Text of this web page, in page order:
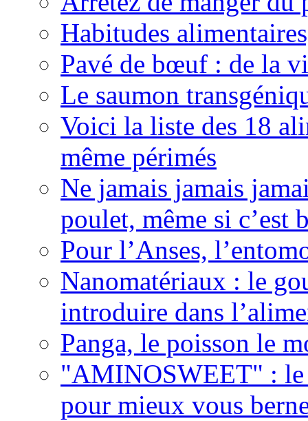
Habitudes
Pavé de bœuf : de la
Le saumon
Voici la liste des 18
même périmés
Ne jamais jamais
poulet, même si c’est
Pour l’Anses,
Nanomatériaux : le
introduire dans
Panga, le poisson le
"AMINOSWEET" : le
pour mieux vous